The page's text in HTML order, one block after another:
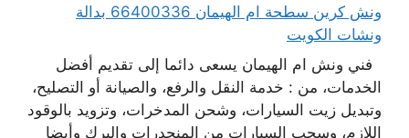
ونش كرين سطحة ام الهيمان 66400336 بدالة
ونشات الكويت
فني ونش ام الهيمان يسعى دائما إلى تقديم أفضل
الخدمات، من : خدمة النقل والرفع، والصيانة أو التصليح،
وتبديل زيت السيارات، وشحن المدخرات، وتزويد بالوقود
اللازم، وسحب السيارات من المنحدرات والبرك وأيضا